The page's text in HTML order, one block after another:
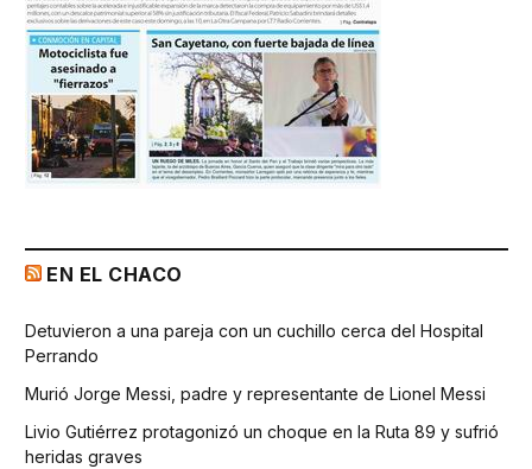
EN EL CHACO
Detuvieron a una pareja con un cuchillo cerca del Hospital
Perrando
Murió Jorge Messi, padre y representante de Lionel Messi
Livio Gutiérrez protagonizó un choque en la Ruta 89 y sufrió
heridas graves